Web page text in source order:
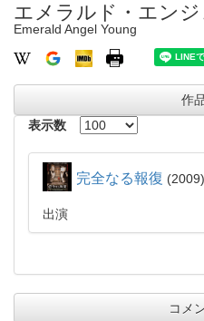
エメラルド・エン
Emerald Angel Young
作
表示数
完全なる報復 2009
出演
コメ